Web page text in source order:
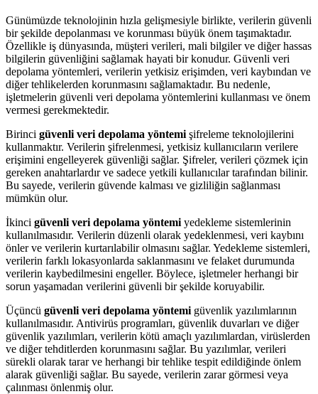
Günümüzde teknolojinin hızla gelişmesiyle birlikte, verilerin güvenli
bir şekilde depolanması ve korunması büyük önem taşımaktadır.
Özellikle iş dünyasında, müşteri verileri, mali bilgiler ve diğer hassas
bilgilerin güvenliğini sağlamak hayati bir konudur. Güvenli veri
depolama yöntemleri, verilerin yetkisiz erişimden, veri kaybından ve
diğer tehlikelerden korunmasını sağlamaktadır. Bu nedenle,
işletmelerin güvenli veri depolama yöntemlerini kullanması ve önem
vermesi gerekmektedir.
Birinci güvenli veri depolama yöntemi şifreleme teknolojilerini
kullanmaktır. Verilerin şifrelenmesi, yetkisiz kullanıcıların verilere
erişimini engelleyerek güvenliği sağlar. Şifreler, verileri çözmek için
gereken anahtarlardır ve sadece yetkili kullanıcılar tarafından bilinir.
Bu sayede, verilerin güvende kalması ve gizliliğin sağlanması
mümkün olur.
İkinci güvenli veri depolama yöntemi yedekleme sistemlerinin
kullanılmasıdır. Verilerin düzenli olarak yedeklenmesi, veri kaybını
önler ve verilerin kurtarılabilir olmasını sağlar. Yedekleme sistemleri,
verilerin farklı lokasyonlarda saklanmasını ve felaket durumunda
verilerin kaybedilmesini engeller. Böylece, işletmeler herhangi bir
sorun yaşamadan verilerini güvenli bir şekilde koruyabilir.
Üçüncü güvenli veri depolama yöntemi güvenlik yazılımlarının
kullanılmasıdır. Antivirüs programları, güvenlik duvarları ve diğer
güvenlik yazılımları, verilerin kötü amaçlı yazılımlardan, virüslerden
ve diğer tehditlerden korunmasını sağlar. Bu yazılımlar, verileri
sürekli olarak tarar ve herhangi bir tehlike tespit edildiğinde önlem
alarak güvenliği sağlar. Bu sayede, verilerin zarar görmesi veya
çalınması önlenmiş olur.